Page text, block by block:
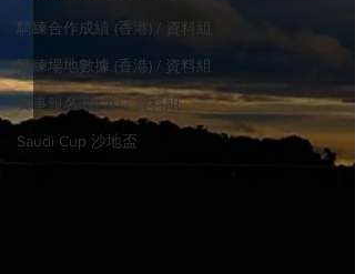
騎練合作成績 (香港) / 資料組
騎練場地數據 (香港) / 資料組
賽事報名 (香港) / 資料組
Saudi Cup 沙地盃